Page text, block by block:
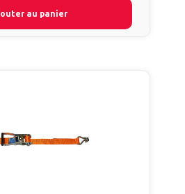
au panier